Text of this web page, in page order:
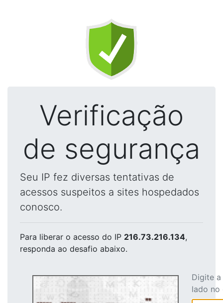
Verificação
de segurança
Seu IP fez diversas tentativas de
acessos suspeitos a sites hospedados
conosco.
Para liberar o acesso do IP 216.73.216.134,
responda ao desafio abaixo.
Digite
lado no